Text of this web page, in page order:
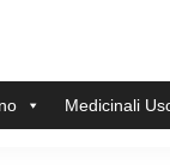
Medicinali